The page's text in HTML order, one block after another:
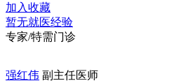
加入收藏
暂无就医经验
专家/特需门诊
强红伟 副主任医师